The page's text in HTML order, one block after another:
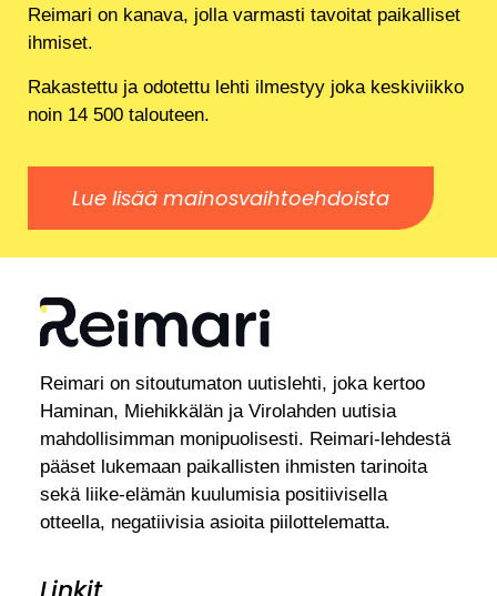
Reimari on kanava, jolla varmasti tavoitat paikalliset
ihmiset.
Rakastettu ja odotettu lehti ilmestyy joka keskiviikko
noin 14 500 talouteen.
Lue lisää mainosvaihtoehdoista
Reimari on sitoutumaton uutislehti, joka kertoo
Haminan, Miehikkälän ja Virolahden uutisia
mahdollisimman monipuolisesti. Reimari-lehdestä
pääset lukemaan paikallisten ihmisten tarinoita
sekä liike-elämän kuulumisia positiivisella
otteella, negatiivisia asioita piilottelematta.